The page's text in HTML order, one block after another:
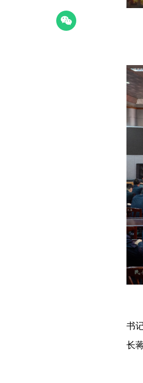
书
长